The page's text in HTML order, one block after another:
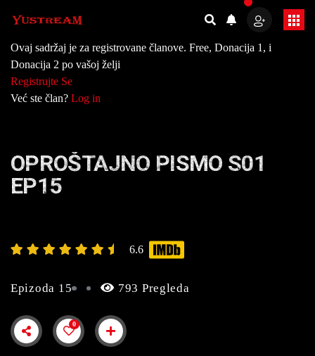
Ovaj sadržaj je za registrovane članove. Free, Donacija 1, i
Donacija 2 po vašoj želji
Registrujte Se
Već ste član? Log in
OPROŠTAJNO PISMO S01
EP15
6.6
Epizoda 15 793 Pregleda
0